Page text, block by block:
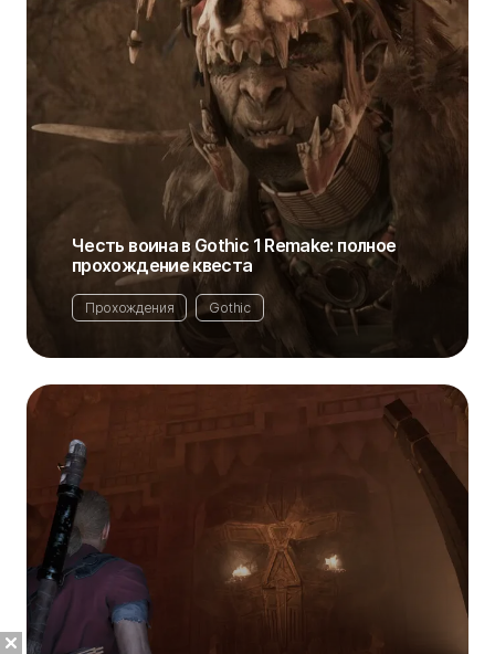
Честь воина в Gothic 1 Remake: полное
прохождение квеста
Прохождения Gothic